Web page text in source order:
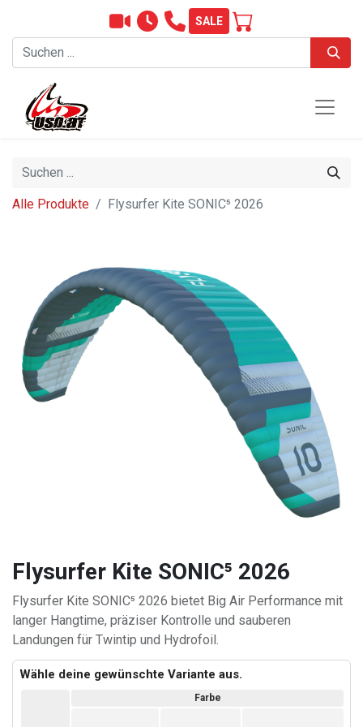
SALE
Alle Produkte Flysurfer Kite SONIC⁵ 2026
Flysurfer Kite SONIC⁵ 2026
Flysurfer Kite SONIC⁵ 2026 bietet Big Air Performance mit
langer Hangtime, präziser Kontrolle und sauberen
Landungen für Twintip und Hydrofoil.
Wähle deine gewünschte Variante aus.
Farbe